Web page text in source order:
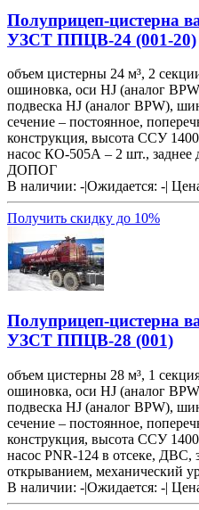
Полуприцеп-цистерна
УЗСТ ППЦВ-24 (001-20)
объем цистерны 24 м³, 2
ошиновка, оси HJ (аналог
подвеска HJ (аналог BPW),
сечение – постоянное,
конструкция, высота ССУ
насос КО-505А – 2 шт.,
ДОПОГ
В наличии: -|Ожидается: -|
Получить скидку до 10%
Полуприцеп-цистерна
УЗСТ ППЦВ-28 (001)
объем цистерны 28 м³, 1
ошиновка, оси HJ (аналог
подвеска HJ (аналог BPW),
сечение – постоянное,
конструкция, высота ССУ
насос PNR-124 в отсеке, ДВС,
открыванием, механический
В наличии: -|Ожидается: -|